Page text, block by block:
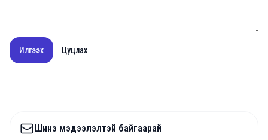
Илгээх Цуцлах
Шинэ мэдээлэлтэй байгаарай